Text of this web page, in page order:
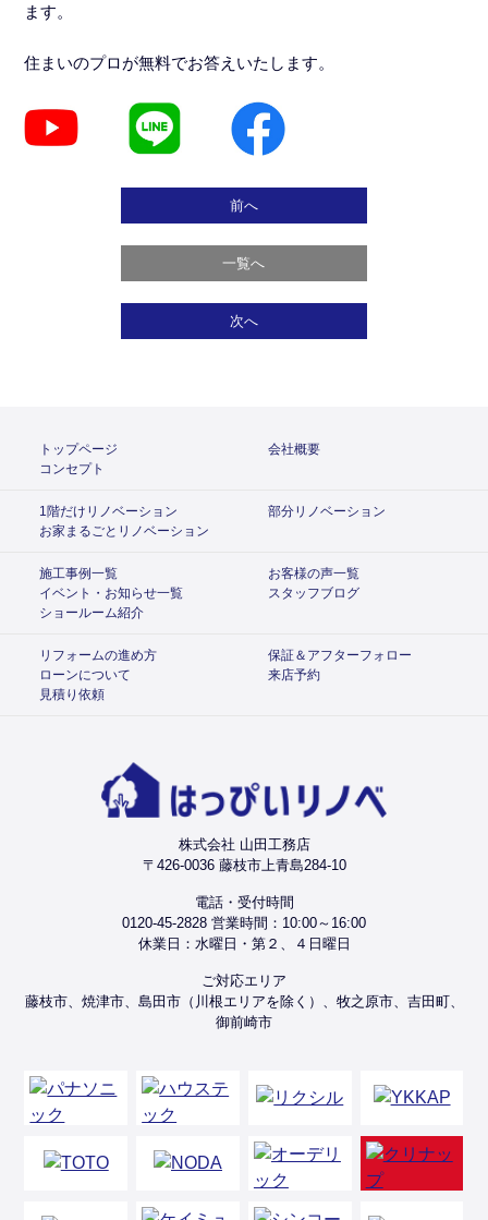
ます。
住まいのプロが無料でお答えいたします。
前へ
一覧へ
次へ
トップページ
会社概要
コンセプト
1階だけリノベーション
部分リノベーション
お家まるごとリノベーション
施工事例一覧
お客様の声一覧
イベント・お知らせ一覧
スタッフブログ
ショールーム紹介
リフォームの進め方
保証＆アフターフォロー
ローンについて
来店予約
見積り依頼
株式会社 山田工務店
〒426-0036 藤枝市上青島284-10
電話・受付時間
0120-45-2828 営業時間：10:00～16:00
休業日：水曜日・第２、４日曜日
ご対応エリア
藤枝市、焼津市、島田市（川根エリアを除く）、牧之原市、吉田町、
御前崎市